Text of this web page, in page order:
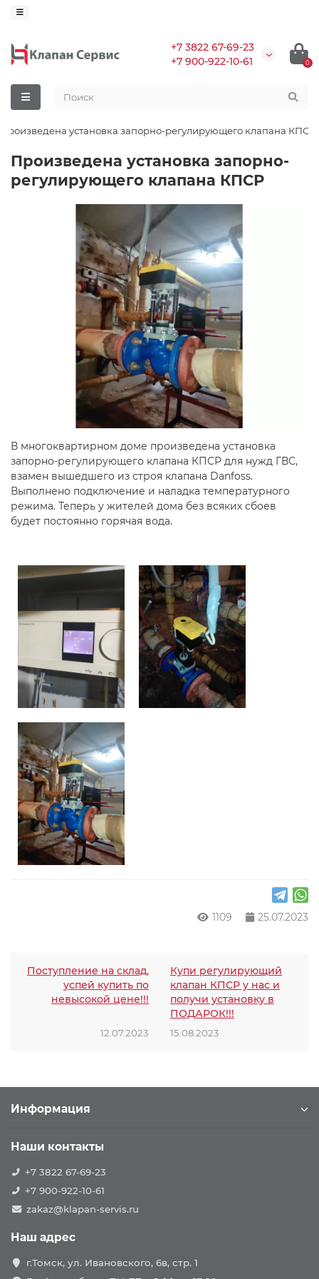
+7 3822 67-69-23
+7 900-922-10-61
0
Произведена установка запорно-регулирующего клапана КПСР
Произведена установка запорно-
регулирующего клапана КПСР
В многоквартирном доме произведена установка
запорно-регулирующего клапана КПСР для нужд ГВС,
взамен вышедшего из строя клапана Danfoss.
Выполнено подключение и наладка температурного
режима. Теперь у жителей дома без всяких сбоев
будет постоянно горячая вода.
1109 25.07.2023
Поступление на склад,
успей купить по
невысокой цене!!!
12.07.2023
Купи регулирующий
клапан КПСР у нас и
получи установку в
ПОДАРОК!!!
15.08.2023
Информация
Наши контакты
+7 3822 67-69-23
+7 900-922-10-61
zakaz@klapan-servis.ru
Наш адрес
г.Томск, ул. Ивановского, 6в, стр. 1